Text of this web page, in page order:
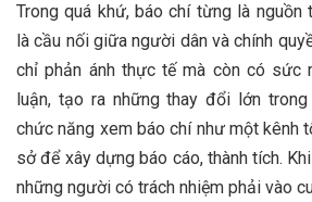
Trong quá khứ, báo chí từng là nguồn
là cầu nối giữa người dân và chính
chỉ phản ánh thực tế mà còn có sức
luận, tạo ra những thay đổi lớn
chức năng xem báo chí như một kênh
sở để xây dựng báo cáo, thành tích.
những người có trách nhiệm phải vào